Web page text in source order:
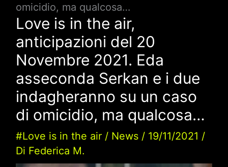
omicidio, ma qualcosa…
Love is in the air,
anticipazioni del 20
Novembre 2021. Eda
asseconda Serkan e i due
indagheranno su un caso
di omicidio, ma qualcosa…
#Love is in the air/ News/ 19/11/2021 /
Di Federica M.